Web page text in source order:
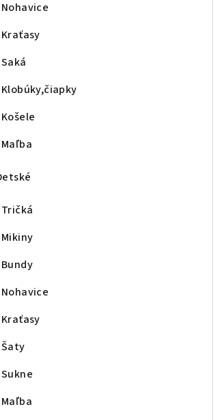
Nohavice
Kraťasy
Saká
Klobúky,čiapky
Košele
Maľba
Tričká
Mikiny
Bundy
Nohavice
Kraťasy
Šaty
Sukne
Maľba